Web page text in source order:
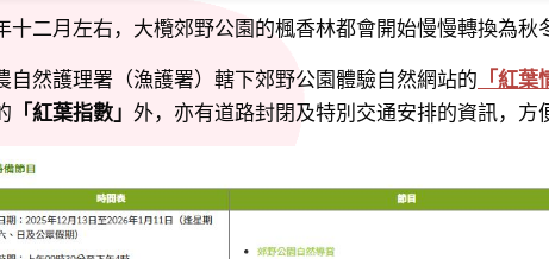
十二月左右，大欖郊野公園的楓香林都會開始慢慢轉換為秋
自然護理署（漁護署）轄下郊野公園體驗自然網站的 「紅
「紅葉指數」 外，亦有道路封閉及特別交通安排的資訊，方